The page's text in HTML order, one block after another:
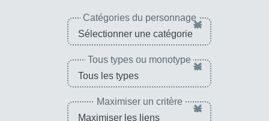
Catégories du personnage×
Tous types ou monotype ×
Maximiser un critère ×